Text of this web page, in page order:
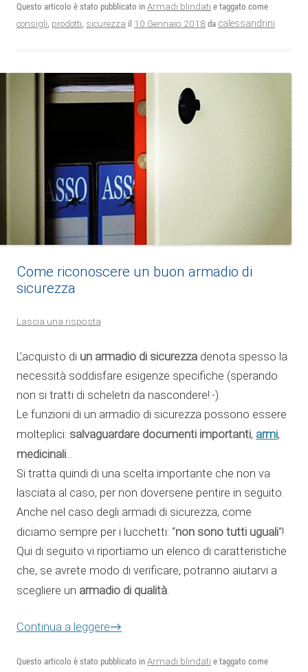
Questo articolo è stato pubblicato in Armadi blindati e taggato come
consigli, prodotti, sicurezza il 10 Gennaio 2018 da calessandrini
Come riconoscere un buon armadio di
sicurezza
Lascia una risposta
L’acquisto di un armadio di sicurezza denota spesso la
necessità soddisfare esigenze specifiche (sperando
non si tratti di scheletri da nascondere!:-).
Le funzioni di un armadio di sicurezza possono essere
molteplici: salvaguardare documenti importanti, armi,
medicinali…
Si tratta quindi di una scelta importante che non va
lasciata al caso, per non doversene pentire in seguito.
Anche nel caso degli armadi di sicurezza, come
diciamo sempre per i lucchetti: “non sono tutti uguali“!
Qui di seguito vi riportiamo un elenco di caratteristiche
che, se avrete modo di verificare, potranno aiutarvi a
scegliere un armadio di qualità.
Continua a leggere→
Questo articolo è stato pubblicato in Armadi blindati e taggato come